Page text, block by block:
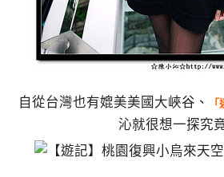
自從台灣也有媲美美國大峽谷、
沁就很想一探究